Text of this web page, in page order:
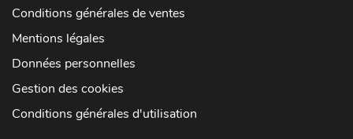
Conditions générales de ventes
Mentions légales
Données personnelles
Gestion des cookies
Conditions générales d'utilisation